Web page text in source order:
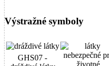
Výstražné symboly
GHS07 -